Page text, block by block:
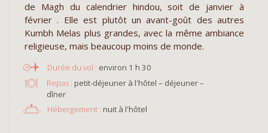
de Magh du calendrier hindou, soit de janvier à
février . Elle est plutôt un avant-goût des autres
Kumbh Melas plus grandes, avec la même ambiance
religieuse, mais beaucoup moins de monde.
environ 1 h 30
Repas : petit-déjeuner à l'hôtel – déjeuner –
dîner
Hébergement : nuit à l'hôtel